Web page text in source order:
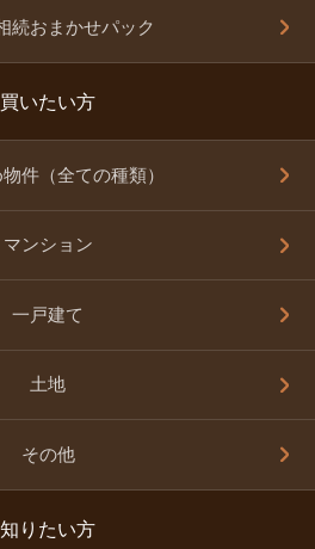
続おまかせパック
買いたい方
件（全ての種類）
マンション
一戸建て
土地
その他
知りたい方